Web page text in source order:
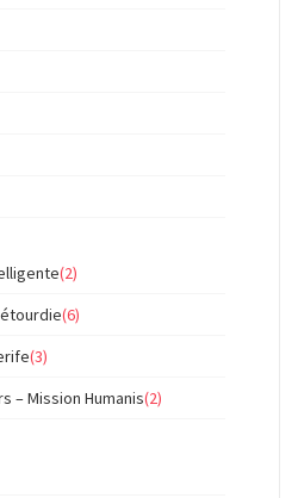
(2)
(6)
(3)
– Mission Humanis(2)